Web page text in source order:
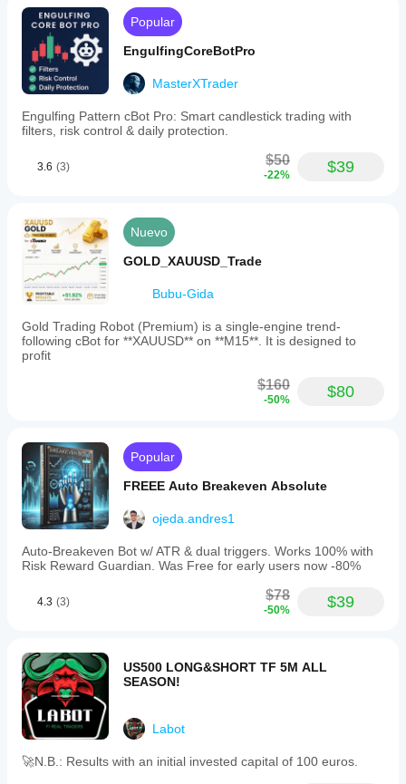
Popular
EngulfingCoreBotPro
MasterXTrader
Engulfing Pattern cBot Pro: Smart candlestick trading with
filters, risk control & daily protection.
3.6 (3) $50
-22% $39
Nuevo
GOLD_XAUUSD_Trade
Bubu-Gida
Gold Trading Robot (Premium) is a single-engine trend-
following cBot for **XAUUSD** on **M15**. It is designed to
profit
$160
-50% $80
Popular
FREEE Auto Breakeven Absolute
ojeda.andres1
Auto-Breakeven Bot w/ ATR & dual triggers. Works 100% with
Risk Reward Guardian. Was Free for early users now -80%
4.3 (3) $78
-50% $39
US500 LONG&SHORT TF 5M ALL
SEASON!
Labot
🚀N.B.: Results with an initial invested capital of 100 euros.